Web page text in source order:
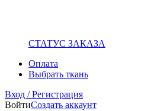
СТАТУС ЗАКАЗА
Оплата
Выбрать ткань
Вход / Регистрация
ВойтиСоздать аккаунт